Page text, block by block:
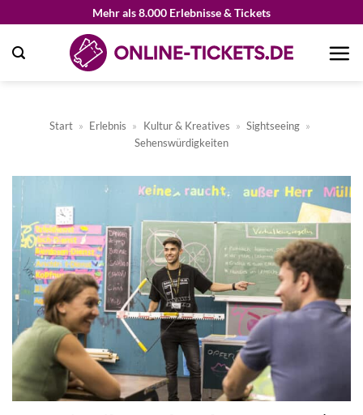
springen
Mehr als 8.000 Erlebnisse & Tickets
Start » Erlebnis » Kultur & Kreatives » Sightseeing »
Sehenswürdigkeiten